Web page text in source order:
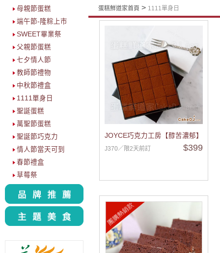
母親節蛋糕
端午節-隆粽上市
SWEET畢業祭
父親節蛋糕
七夕情人節
教師節禮物
中秋節禮盒
1111單身日
聖誕蛋糕
萬聖節蛋糕
聖誕節巧克力
情人節當天可到
春節禮盒
草莓祭
蛋糕鮮道家首頁 > 1111單身日
JOYCE巧克力工房【醇苦濃郁】醇苦
J370／限2天前訂 $399